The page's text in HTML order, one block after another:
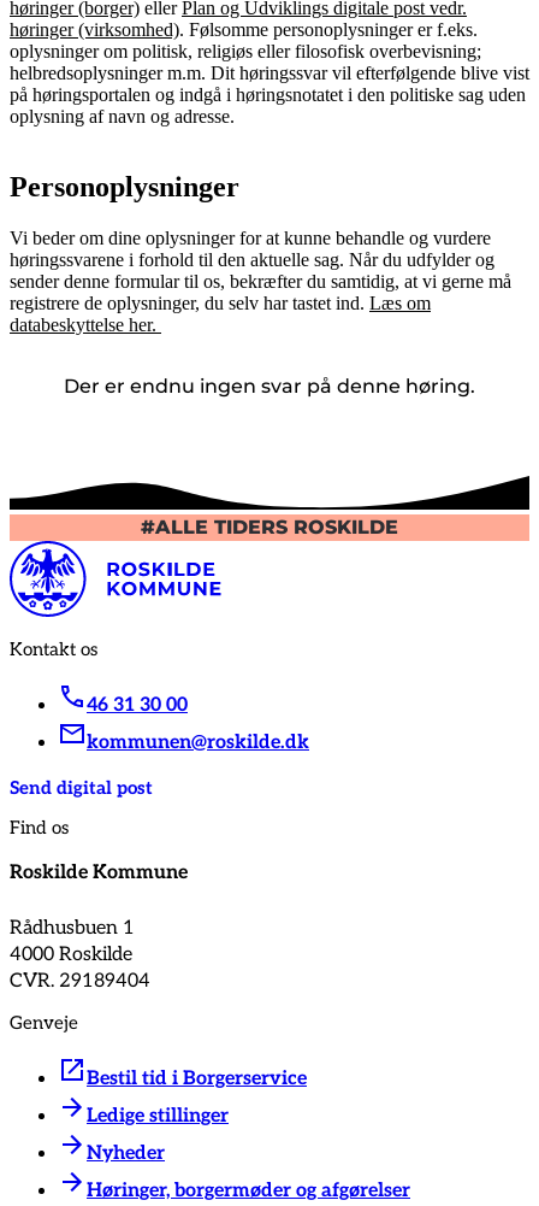
høringer (borger) ellerPlan og Udviklings digitale post vedr.
høringer (virksomhed). Følsomme personoplysninger er f.eks.
oplysninger om politisk, religiøs eller filosofisk overbevisning;
helbredsoplysninger m.m. Dit høringssvar vil efterfølgende blive vist
på høringsportalen og indgå i høringsnotatet i den politiske sag uden
oplysning af navn og adresse.
Personoplysninger
Vi beder om dine oplysninger for at kunne behandle og vurdere
høringssvarene i forhold til den aktuelle sag. Når du udfylder og
sender denne formular til os, bekræfter du samtidig, at vi gerne må
registrere de oplysninger, du selv har tastet ind. Læs om
databeskyttelse her.
Der er endnu ingen svar på denne høring.
#ALLE TIDERS ROSKILDE
Kontakt os
46 31 30 00
kommunen@roskilde.dk
Send digital post
Find os
Roskilde Kommune
Rådhusbuen 1
4000 Roskilde
CVR. 29189404
Genveje
Bestil tid i Borgerservice
Ledige stillinger
Nyheder
Høringer, borgermøder og afgørelser